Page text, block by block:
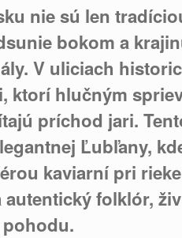
nie sú len
bokom a
V uliciach
ktorí hlučným
príchod jari.
Ľubľany,
kaviarní pri
autentický folklór,